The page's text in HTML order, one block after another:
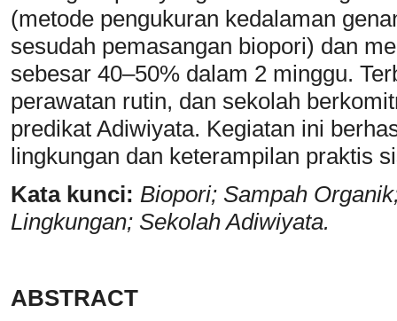
(metode pengukuran kedalaman
sesudah pemasangan biopori) dan
sebesar 40–50% dalam 2 minggu.
perawatan rutin, dan sekolah
predikat Adiwiyata. Kegiatan ini
lingkungan dan keterampilan praktis
Kata kunci: Biopori; Sampah
Lingkungan; Sekolah Adiwiyata.
ABSTRACT